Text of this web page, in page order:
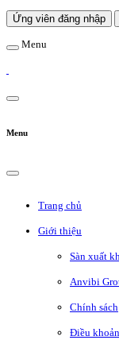
Ứng viên đăng nhập
Menu
Menu
Trang chủ
Giới thiệu
Sàn xuất
Anvibi
Chính sách
Điều